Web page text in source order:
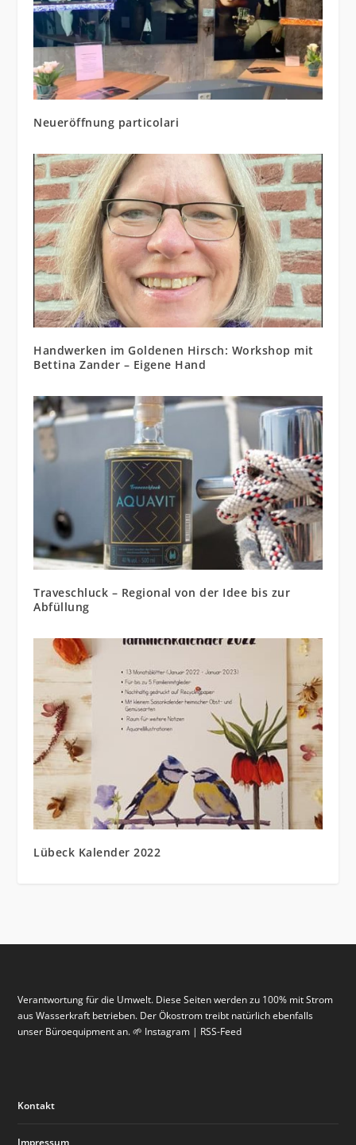
Neueröffnung particolari
Handwerken im Goldenen Hirsch: Workshop mit
Bettina Zander – Eigene Hand
Traveschluck – Regional von der Idee bis zur
Abfüllung
Lübeck Kalender 2022
Verantwortung für die Umwelt. Diese Seiten werden zu 100% mit Strom
aus Wasserkraft betrieben. Der Ökostrom treibt natürlich ebenfalls
unser Büroequipment an. 🌱 Instagram | RSS-Feed
Kontakt
Impressum